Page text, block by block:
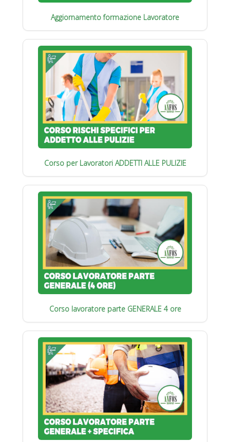
Aggiornamento formazione Lavoratore
Corso per Lavoratori ADDETTI ALLE PULIZIE
Corso lavoratore parte GENERALE 4 ore